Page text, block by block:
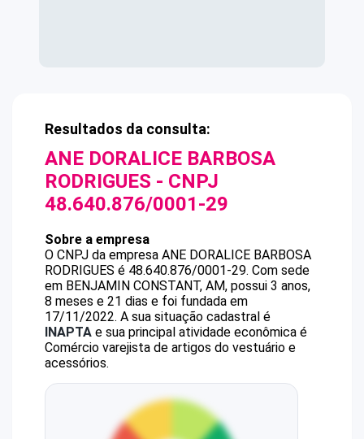
Resultados da consulta:
ANE DORALICE BARBOSA
RODRIGUES - CNPJ
48.640.876/0001-29
Sobre a empresa
O CNPJ da empresa ANE DORALICE BARBOSA
RODRIGUES é 48.640.876/0001-29. Com sede
em BENJAMIN CONSTANT, AM, possui 3 anos,
8 meses e 21 dias e foi fundada em
17/11/2022. A sua situação cadastral é
INAPTA e sua principal atividade econômica é
Comércio varejista de artigos do vestuário e
acessórios.